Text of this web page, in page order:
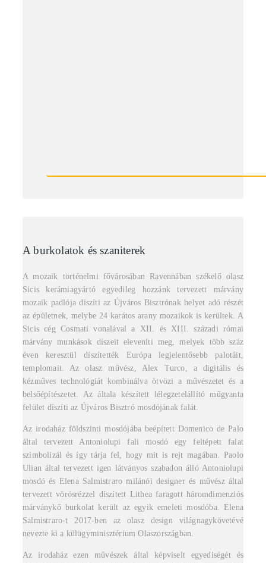
A burkolatok és szaniterek
A mozaik történelmi fővárosában Ravennában székelő olasz
Sicis kerámiagyártó egyedileg hozzánk tervezett márvány
mozaik padlója díszíti az Újváros Bisztrónak helyet adó részét
az épületnek, melybe 24 karátos arany mozaikok is kerültek. A
Sicis cég Cosmati vonalával a XII. és XIII. századi római
márvány munkások díszeit eleveníti meg, melyek több száz
éven keresztül díszítették Európa legjelentősebb palotáit,
templomait. Az olasz művész, Alex Turco, a digitális és
kézműves technológiát kombinálva ötvözi a művészetet és a
belsőépítészetet. Az általa készített lélegzetelállító műgyanta
felület díszíti az Újváros Bisztró mosdójának falát.
Az irodaház földszinti mosdójába beépített Domenico de Palo
által tervezett Antoniolupi fali mosdó egy feltépett falat
szimbolizál és így tárja fel, hogy mit is rejt magában. Paolo
Ulian által tervezett igen látványos szabadon álló Antoniolupi
mosdó és Elena Salmistraro milánói designer és művész által
tervezett vörösrézzel díszített Lithea faragott háromdimenziós
márványkő burkolat került az egyik emeleti mosdóba. Elena
Salmistraro-t 2017-ben az olasz design világnagykövetévé
nevezte ki a külügyminisztérium Olaszországban.
Az irodaház ezen művészek által képviselt egyediségét és